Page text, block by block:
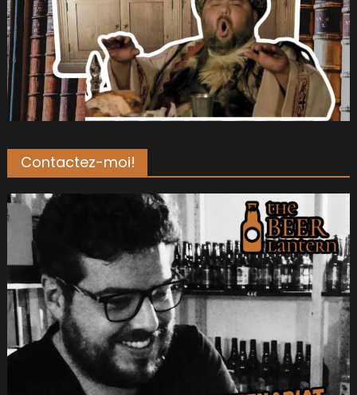
Contactez-moi!